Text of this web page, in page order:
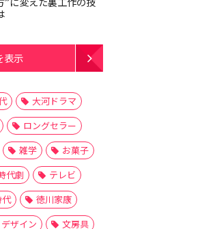
表示
大河ドラマ
ロングセラー
雑学
お菓子
代劇
テレビ
徳川家康
デザイン
文房具